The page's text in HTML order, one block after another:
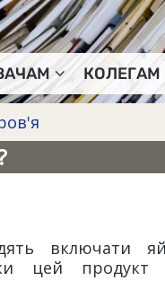
КОЛЕГАМ
включати
цей